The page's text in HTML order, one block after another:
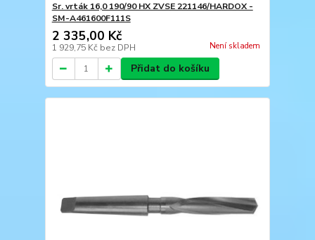
Sr. vrták 16,0 190/90 HX ZVSE 221146/HARDOX -
SM-A461600F111S
2 335,00 Kč
1 929,75 Kč bez DPH Není skladem
Přidat do košíku